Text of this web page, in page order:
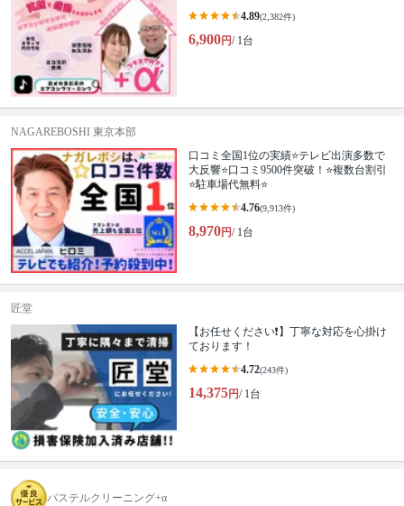
4.89(2,382件)
6,900円/ 1台
NAGAREBOSHI 東京本部
口コミ全国1位の実績⭐テレビ出演多数で
大反響⭐口コミ9500件突破！⭐複数台割引
⭐駐車場代無料⭐
4.76(9,913件)
8,970円/ 1台
匠堂
【お任せください❗️】丁寧な対応を心掛け
ております！
4.72(243件)
14,375円/ 1台
パステルクリーニング+α